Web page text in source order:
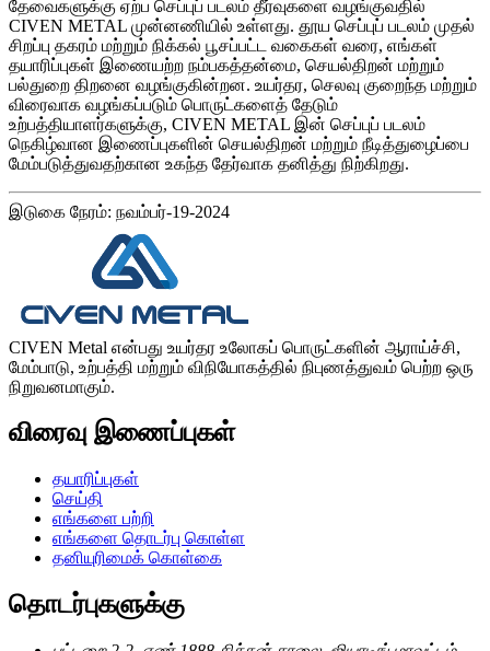
தேவைகளுக்கு ஏற்ப செப்புப் படலம் தீர்வுகளை வழங்குவதில்
CIVEN METAL முன்னணியில் உள்ளது. தூய செப்புப் படலம் முதல்
சிறப்பு தகரம் மற்றும் நிக்கல் பூசப்பட்ட வகைகள் வரை, எங்கள்
தயாரிப்புகள் இணையற்ற நம்பகத்தன்மை, செயல்திறன் மற்றும்
பல்துறை திறனை வழங்குகின்றன. உயர்தர, செலவு குறைந்த மற்றும்
விரைவாக வழங்கப்படும் பொருட்களைத் தேடும்
உற்பத்தியாளர்களுக்கு, CIVEN METAL இன் செப்புப் படலம்
நெகிழ்வான இணைப்புகளின் செயல்திறன் மற்றும் நீடித்துழைப்பை
மேம்படுத்துவதற்கான உகந்த தேர்வாக தனித்து நிற்கிறது.
இடுகை நேரம்: நவம்பர்-19-2024
CIVEN Metal என்பது உயர்தர உலோகப் பொருட்களின் ஆராய்ச்சி,
மேம்பாடு, உற்பத்தி மற்றும் விநியோகத்தில் நிபுணத்துவம் பெற்ற ஒரு
நிறுவனமாகும்.
விரைவு இணைப்புகள்
தயாரிப்புகள்
செய்தி
எங்களை பற்றி
எங்களை தொடர்பு கொள்ள
தனியுரிமைக் கொள்கை
தொடர்புகளுக்கு